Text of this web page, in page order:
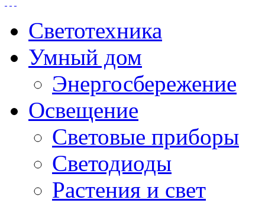
Светотехника
Умный дом
Энергосбережение
Освещение
Световые приборы
Светодиоды
Растения и свет